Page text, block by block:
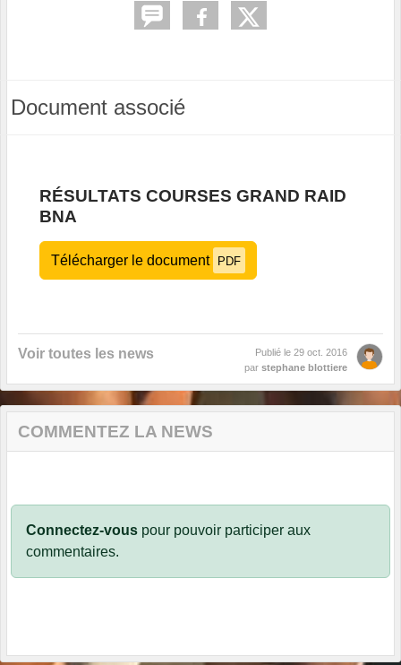
Document associé
RÉSULTATS COURSES GRAND RAID
BNA
Télécharger le document PDF
Voir toutes les news Publié le 29 oct. 2016
par stephane blottiere
COMMENTEZ LA NEWS
Connectez-vous pour pouvoir participer aux
commentaires.